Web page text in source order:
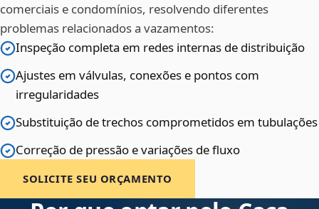
comerciais e condomínios, resolvendo diferentes
problemas relacionados a vazamentos:
Inspeção completa em redes internas de distribuição
Ajustes em válvulas, conexões e pontos com
irregularidades
Substituição de trechos comprometidos em tubulações
Correção de pressão e variações de fluxo
SOLICITE SEU ORÇAMENTO